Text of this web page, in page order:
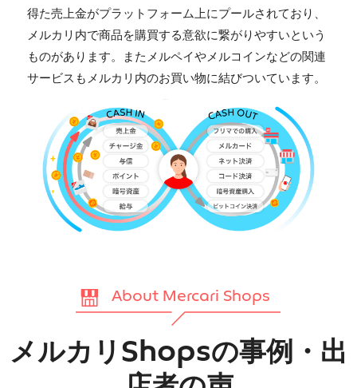
得た売上金がプラットフォーム上にプールされており、
メルカリ内で商品を購買する意欲に繋がりやすいという
ものがあります。またメルペイやメルコインなどの関連
サービスもメルカリ内のお買い物に結びついています。
About Mercari Shops
メルカリShopsの事例・出